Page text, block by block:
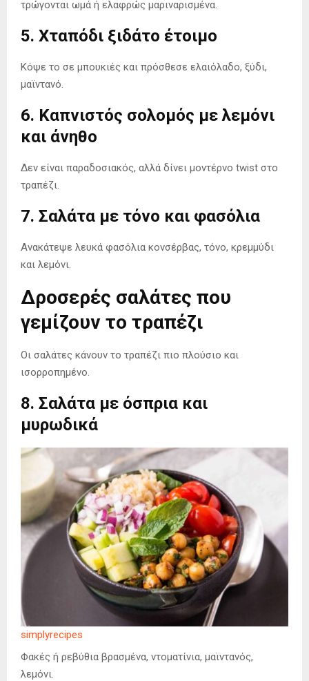
τρώγονται ωμά ή ελαφρώς μαριναρισμένα.
5. Χταπόδι ξιδάτο έτοιμο
Κόψε το σε μπουκιές και πρόσθεσε ελαιόλαδο, ξύδι,
μαϊντανό.
6. Καπνιστός σολομός με λεμόνι
και άνηθο
Δεν είναι παραδοσιακός, αλλά δίνει μοντέρνο twist στο
τραπέζι.
7. Σαλάτα με τόνο και φασόλια
Ανακάτεψε λευκά φασόλια κονσέρβας, τόνο, κρεμμύδι
και λεμόνι.
Δροσερές σαλάτες που
γεμίζουν το τραπέζι
Οι σαλάτες κάνουν το τραπέζι πιο πλούσιο και
ισορροπημένο.
8. Σαλάτα με όσπρια και
μυρωδικά
simplyrecipes
Φακές ή ρεβύθια βρασμένα, ντοματίνια, μαϊντανός,
λεμόνι.